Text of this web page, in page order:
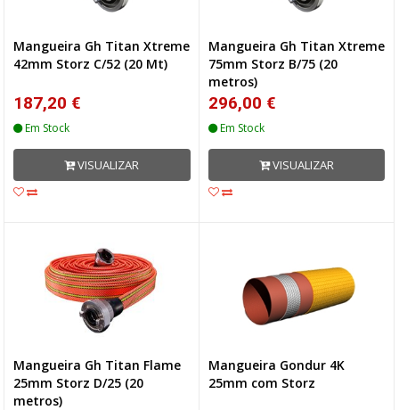
Mangueira Gh Titan Xtreme
42mm Storz C/52 (20 Mt)
187,20 €
Em Stock
VISUALIZAR
Mangueira Gh Titan Xtreme
75mm Storz B/75 (20
metros)
296,00 €
Em Stock
VISUALIZAR
Mangueira Gh Titan Flame
25mm Storz D/25 (20
metros)
Mangueira Gondur 4K
25mm com Storz